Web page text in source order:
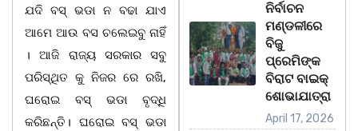
ଯଦି ବସ୍ ଭଡା ନ ବଢା ଯାଏ
ଆମେ ଆଉ ବସ ଚଲେଇବୁ ନାହିଁ
। ଆଜି ରାଜ୍ୟ ସରକାର ସବୁ
ପରିସ୍ଥିତ କୁ ନିଜର ରେ ରଖି,
ଘରୋଇ ବସ୍ ଭଡା ବୃଦ୍ଧି
କରିଛନ୍ତି। ଘରୋଇ ବସ୍ ଭଡା
ନିର୍ବାଚନ
ମଣ୍ଡଳୀରେ
ବିଜୁ
ପ୍ରେମିଙ୍କ
ବିରାଟ ବାଇକ୍
ଶୋଭାଯାତ୍ରା
April 17, 2026